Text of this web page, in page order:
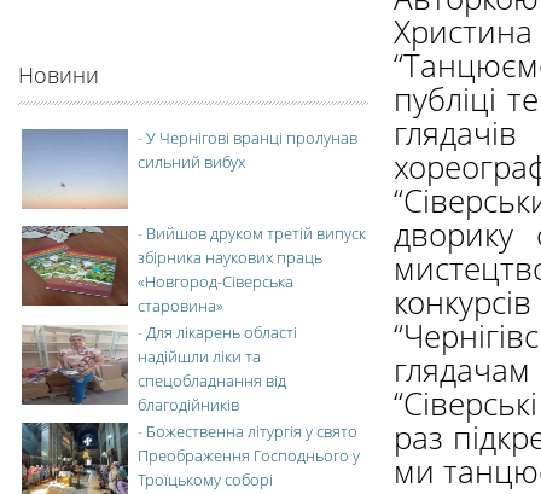
Христина
публіці
дворику
раз
ми
Новини
-У Чернігові вранці пролунав
сильний вибух
- Вийшов друком третій випуск
збірника наукових праць
«Новгород-Сіверська
старовина»
-Для лікарень області
надійшли ліки та
спецобладнання від
благодійників
- Божественна літургія у свято
Преображення Господнього у
Троїцькому соборі